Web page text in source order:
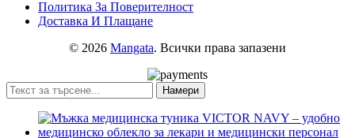
Политика За Поверителност
Доставка И Плащане
© 2026 Mangata. Всички права запазени
Намери